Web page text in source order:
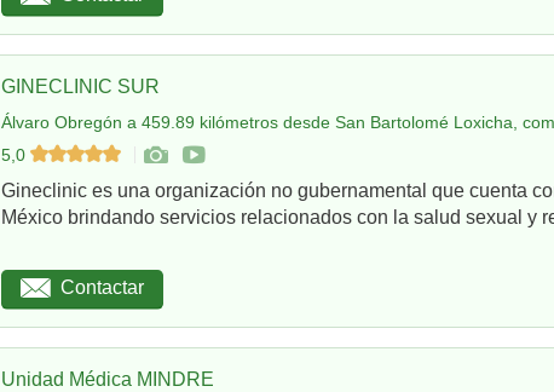
GINECLINIC SUR
Álvaro Obregón a 459.89 kilómetros desde San Bartolomé Loxicha,
5,0
Gineclinic es una organización no gubernamental que cuenta
México brindando servicios relacionados con la salud sexual y
Contactar
Unidad Médica MINDRE